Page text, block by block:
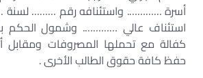
أسرة …………. واستئنافه رقم ………
استئناف عالي …………. وشمول الحكم
كفالة مع تحملها المصروفات ومقابل
حفظ كافة حقوق الطالب الأخرى .